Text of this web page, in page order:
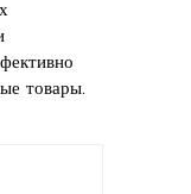
товары.